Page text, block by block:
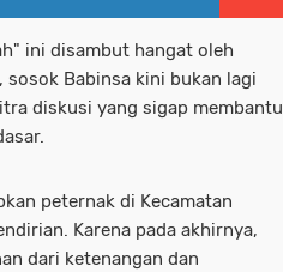
ini disambut hangat oleh
sosok Babinsa kini bukan lagi
diskusi yang sigap membantu
peternak di Kecamatan
Karena pada akhirnya,
dari ketenangan dan